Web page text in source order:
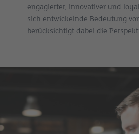
engagierter, innovativer und
sich entwickelnde Bedeutung
berücksichtigt dabei die